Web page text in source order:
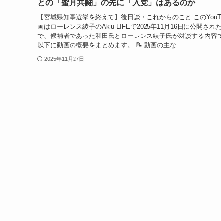
との「蜜月共闘」の先に「入党」はあるのか
【宮城県知事選挙を終えて】後日談・これからのこと この
画はローレンス綾子のAkiu-LIFEで2025年11月16日に公開され
で、候補者であった和田氏とローレンス綾子氏が対談する内容
以下に動画の概要をまとめます。 📝 動画の主な...
2025年11月27日